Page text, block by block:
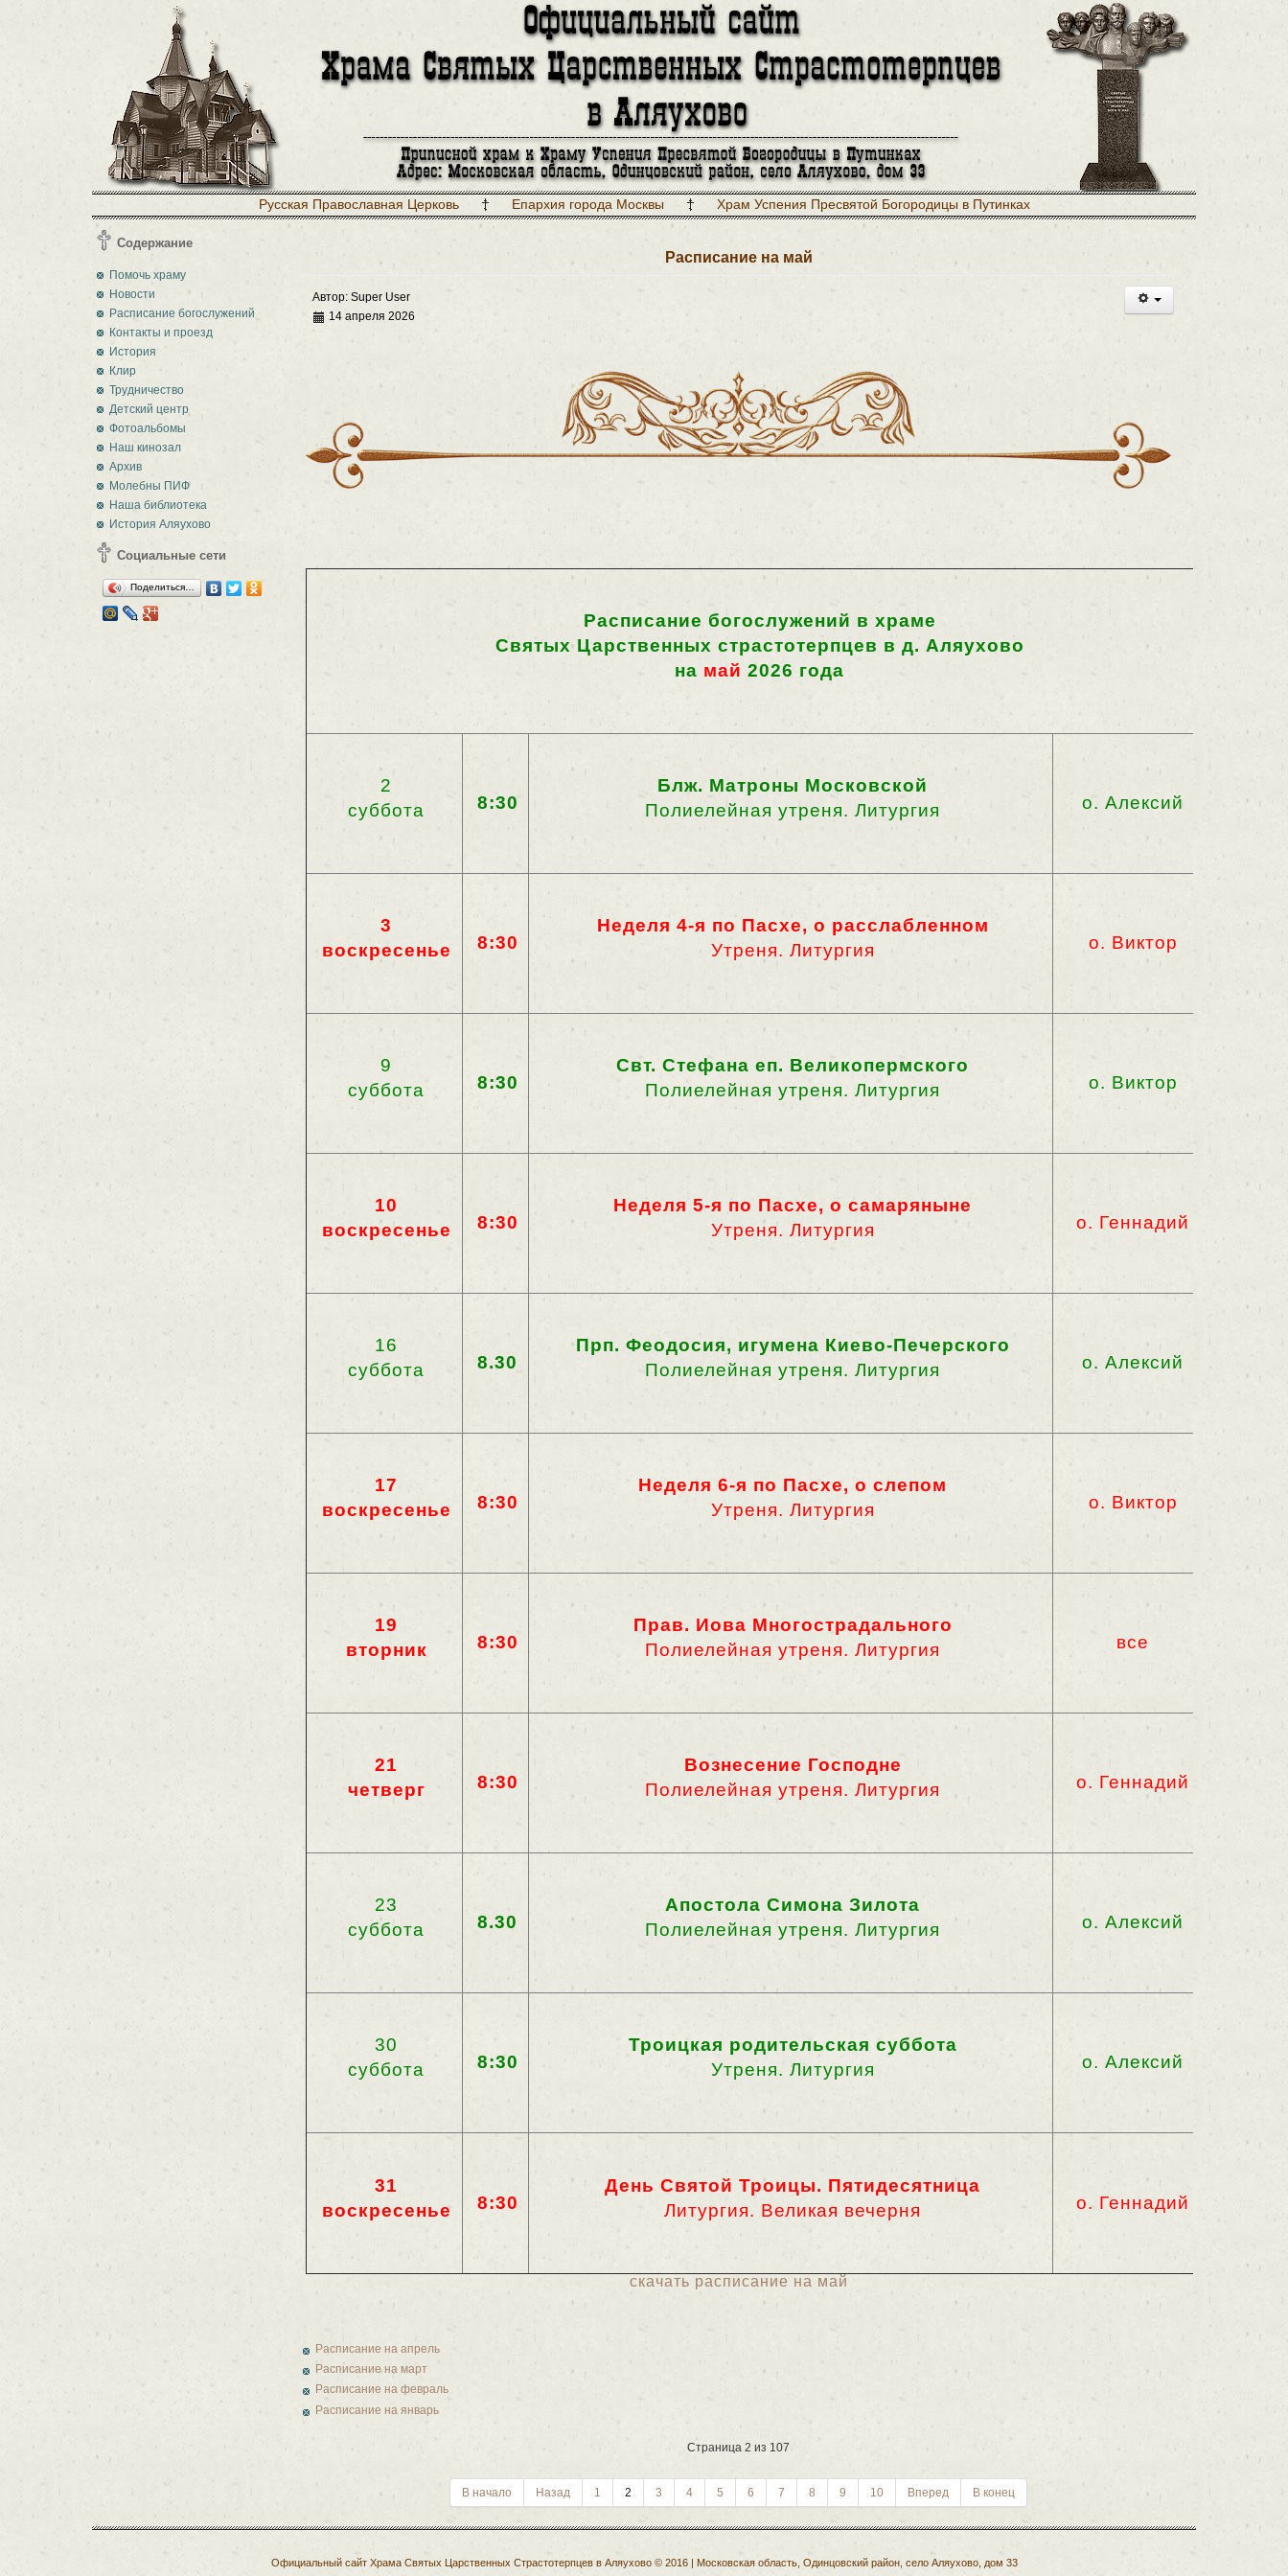
Русская Православная Церковь Епархия города Москвы Храм Успения Пресвятой Богородицы в Путинках
Содержание
Помочь храму
Новости
Расписание богослужений
Контакты и проезд
История
Клир
Трудничество
Детский центр
Фотоальбомы
Наш кинозал
Архив
Молебны ПИФ
Наша библиотека
История Аляухово
Социальные сети
Поделиться…
Расписание на май
Автор: Super User
14 апреля 2026
Расписание богослужений в храме
Святых Царственных страстотерпцев в д. Аляухово
на май 2026 года
2
суббота
8:30
Блж. Матроны Московской
Полиелейная утреня. Литургия
о. Алексий
3
воскресенье
8:30
Неделя 4-я по Пасхе, о расслабленном
Утреня. Литургия
о. Виктор
9
суббота
8:30
Свт. Стефана еп. Великопермского
Полиелейная утреня. Литургия
о. Виктор
10
воскресенье
8:30
Неделя 5-я по Пасхе, о самаряныне
Утреня. Литургия
о. Геннадий
16
суббота
8.30
Прп. Феодосия, игумена Киево-Печерского
Полиелейная утреня. Литургия
о. Алексий
17
воскресенье
8:30
Неделя 6-я по Пасхе, о слепом
Утреня. Литургия
о. Виктор
19
вторник
8:30
Прав. Иова Многострадального
Полиелейная утреня. Литургия
все
21
четверг
8:30
Вознесение Господне
Полиелейная утреня. Литургия
о. Геннадий
23
суббота
8.30
Апостола Симона Зилота
Полиелейная утреня. Литургия
о. Алексий
30
суббота
8:30
Троицкая родительская суббота
Утреня. Литургия
о. Алексий
31
воскресенье
8:30
День Святой Троицы. Пятидесятница
Литургия. Великая вечерня
о. Геннадий
скачать расписание на май
Расписание на апрель
Расписание на март
Расписание на февраль
Расписание на январь
Страница 2 из 107
В начало Назад 1 2 3 4 5 6 7 8 9 10 Вперед В конец
Официальный сайт Храма Святых Царственных Страстотерпцев в Аляухово © 2016 | Московская область, Одинцовский район, село Аляухово, дом 33